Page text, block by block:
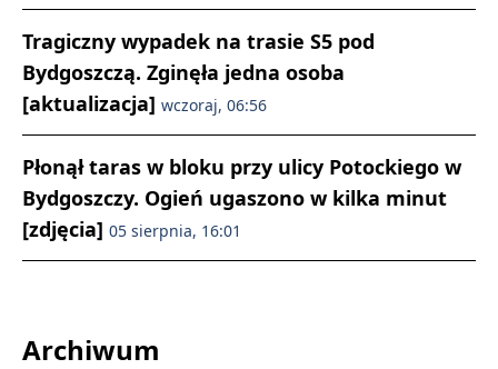
Tragiczny wypadek na trasie S5 pod
Bydgoszczą. Zginęła jedna osoba
[aktualizacja] wczoraj, 06:56
Płonął taras w bloku przy ulicy Potockiego w
Bydgoszczy. Ogień ugaszono w kilka minut
[zdjęcia] 05 sierpnia, 16:01
Archiwum